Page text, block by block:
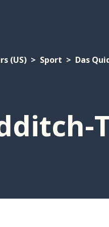
(US) Sport Das